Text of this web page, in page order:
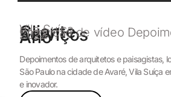
Cliente
Vila Suíça
Serviços
Produção de vídeo
Ano
2022
Depoimentos de arquitetos e paisagistas,
São Paulo na cidade de Avaré, Vila Suíça
e inovador.